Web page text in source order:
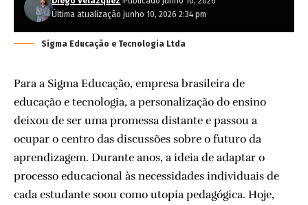
Última atualização junho 10, 2026 2:34 pm
Sigma Educação e Tecnologia Ltda
Para a Sigma Educação, empresa brasileira de
educação e tecnologia, a personalização do ensino
deixou de ser uma promessa distante e passou a
ocupar o centro das discussões sobre o futuro da
aprendizagem. Durante anos, a ideia de adaptar o
processo educacional às necessidades individuais de
cada estudante soou como utopia pedagógica. Hoje,